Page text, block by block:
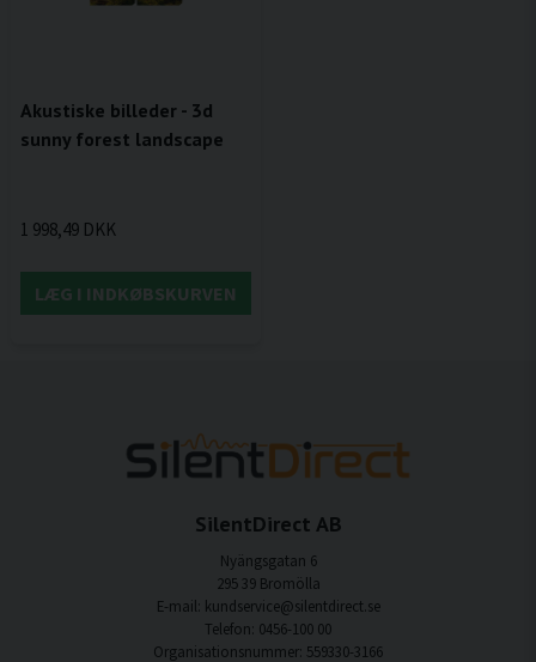
Akustiske billeder - 3d
sunny forest landscape
1 998,49 DKK
LÆG I INDKØBSKURVEN
SilentDirect AB
Nyängsgatan 6
295 39 Bromölla
E-mail: kundservice@silentdirect.se
Telefon: 0456-100 00
Organisationsnummer: 559330-3166